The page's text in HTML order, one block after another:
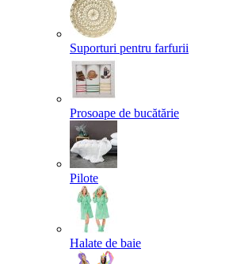
Suporturi pentru farfurii
Prosoape de bucătărie
Pilote
Halate de baie